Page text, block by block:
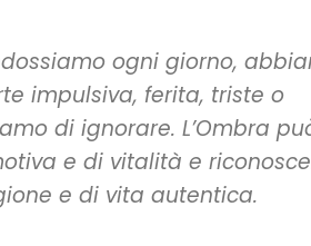
ogni giorno,
impulsiva, ferita, triste o
di ignorare. L’Ombra
e di vitalità e
e di vita autentica.